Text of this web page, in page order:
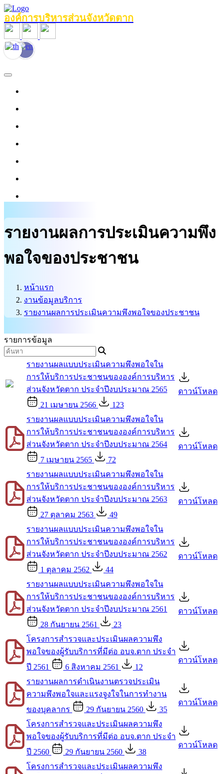
องค์การบริหารส่วนจังหวัดตาก
บริการนักท่องเที่ยว
ติดต่อเรา
ศูนย์ข้อมูลข่าวสารทางราชการ
รายงานผลการประเมินความพึง
พอใจของประชาชน
หน้าแรก
งานข้อมูลบริการ
รายงานผลการประเมินความพึงพอใจของประชาชน
รายการข้อมูล
รายงานผลแบบประเมินความพึงพอใจใน
การให้บริการประชาชนขององค์การบริหาร
ส่วนจังหวัดตาก ประจำปีงบประมาณ 2565
21 เมษายน 2566
123
ดาวน์โหลด
รายงานผลแบบประเมินความพึงพอใจใน
การให้บริการประชาชนขององค์การบริหาร
ส่วนจังหวัดตาก ประจำปีงบประมาณ 2564
7 เมษายน 2565
72
ดาวน์โหลด
รายงานผลแบบประเมินความพึงพอใจใน
การให้บริการประชาชนขององค์การบริหาร
ส่วนจังหวัดตาก ประจำปีงบประมาณ 2563
27 ตุลาคม 2563
49
ดาวน์โหลด
รายงานผลแบบประเมินความพึงพอใจใน
การให้บริการประชาชนขององค์การบริหาร
ส่วนจังหวัดตาก ประจำปีงบประมาณ 2562
1 ตุลาคม 2562
44
ดาวน์โหลด
รายงานผลแบบประเมินความพึงพอใจใน
การให้บริการประชาชนขององค์การบริหาร
ส่วนจังหวัดตาก ประจำปีงบประมาณ 2561
28 กันยายน 2561
23
ดาวน์โหลด
โครงการสำรวจและประเมินผลความพึง
พอใจของผู้รับบริการที่มีต่อ อบจ.ตาก ประจำ
ปี 2561
6 สิงหาคม 2561 12
ดาวน์โหลด
รายงานผลการดำเนินงานตรวจประเมิน
ความพึงพอใจและแรงจูงใจในการทำงาน
ของบุคลากร
29 กันยายน 2560 35
ดาวน์โหลด
โครงการสำรวจและประเมินผลความพึง
พอใจของผู้รับบริการที่มีต่อ อบจ.ตาก ประจำ
ปี 2560
29 กันยายน 2560 38
ดาวน์โหลด
โครงการสำรวจและประเมินผลความพึง